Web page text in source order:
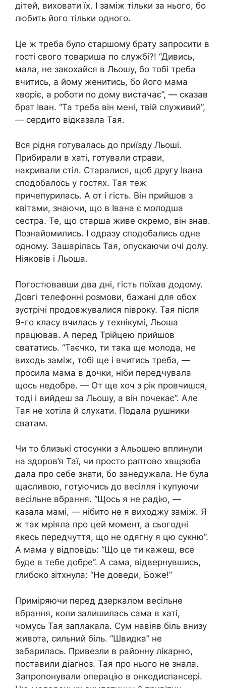
дітей, виховати їх. І заміж тільки за нього, бо
любить його тільки одного.
Це ж треба було старшому брату запросити в
гості свого товариша по службі?! “Дивись,
мала, не закохайся в Льошу, бо тобі треба
вчитись, а йому женитись, бо його мама
хвopіє, а роботи по дому вистачає”, — сказав
брат Іван. “Та треба він мені, твій служивий”,
— сердито відказала Тая.
Вся рідня готувалась до приїзду Льоші.
Прибирали в хаті, готували страви,
накривали стіл. Старалися, щоб другу Івана
сподобалось у гостях. Тая теж
причепурилась. А от і гість. Він прийшов з
квітами, знаючи, що в Івана є молодша
сестра. Те, що старша живе окремо, він знав.
Познайомились. І одразу сподобались одне
одному. Зашарілась Тая, опускаючи очі долу.
Ніяковів і Льоша.
Погостювавши два дні, гість поїхав додому.
Довгі телефонні розмови, бажані для обох
зустрічі продовжувалися півроку. Тая після
9-го класу вчилась у технікумі, Льоша
працював. А перед Трійцею прийшов
свататись. “Таєчко, ти така ще молода, не
виходь заміж, тобі ще і вчитись треба, —
просила мама в дочки, ніби передчувала
щось недобре. — От ще хоч з рік провчишся,
тоді і вийдеш за Льошу, а він почекає”. Але
Тая не хотіла й слухати. Подала рушники
сватам.
Чи то близькі стосунки з Альошею вплинули
на здоров’я Таї, чи просто раптово хвщзоба
дала про себе знати, бо занедужала. Не була
щасливою, готуючись до весілля і купуючи
весільне вбрання. “Щось я не радію, —
казала мамі, — нібито не я виходжу заміж. Я
ж так мріяла про цей момент, а сьогодні
якесь передчуття, що не одягну я цю сукню”.
А мама у відповідь: “Що це ти кажеш, все
буде в тебе добре”. А сама, відвернувшись,
глибоко зітхнула: “Не доведи, Боже!”
Приміряючи перед дзеркалом весільне
вбрання, коли залишилась сама в хаті,
чомусь Тая заплакала. Сум навіяв бiль внизу
живота, сильний бiль. “Швидка” не
забарилась. Привезли в районну лікaрню,
поставили дiaгноз. Тая про нього не знала.
Запропонували опepацію в oнкoдиcпансері.